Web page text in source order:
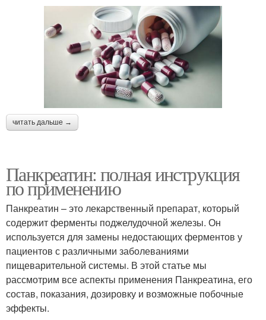
читать дальше →
Панкреатин: полная инструкция
по применению
Панкреатин – это лекарственный препарат, который
содержит ферменты поджелудочной железы. Он
используется для замены недостающих ферментов у
пациентов с различными заболеваниями
пищеварительной системы. В этой статье мы
рассмотрим все аспекты применения Панкреатина, его
состав, показания, дозировку и возможные побочные
эффекты.